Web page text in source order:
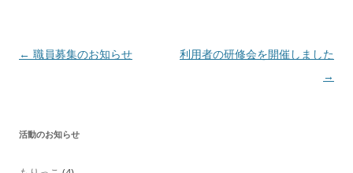
投
ゲ
← 職員募集のお知らせ
利用者の研修会を開催しました
→
活動のお知らせ